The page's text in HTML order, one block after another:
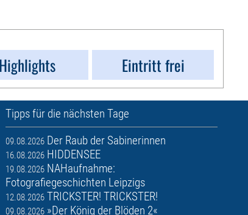
Highlights Eintritt frei
Tipps für die nächsten Tage
09.08.2026 Der Raub der Sabinerinnen
16.08.2026 HIDDENSEE
19.08.2026 NAHaufnahme:
Fotografiegeschichten Leipzigs
12.08.2026 TRICKSTER! TRICKSTER!
09.08.2026 »Der König der Blöden 2«